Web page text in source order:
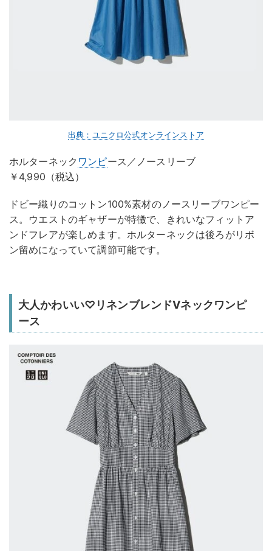
出典：ユニクロ公式オンラインストア
ホルターネック ワンピース／ノースリーブ
￥4,990（税込）
ドビー織りのコットン100%素材のノースリーブワンピー
ス。ウエストのギャザーが特徴で、きれいなフィットア
ンドフレアが楽しめます。ホルターネックは後ろがリボ
ン留めになっていて調節可能です。
大人かわいい♡リネンブレンドVネックワンピ
ース